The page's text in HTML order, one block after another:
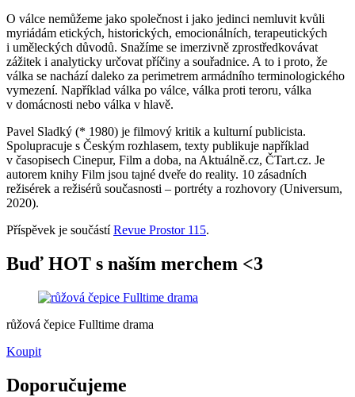
O válce nemůžeme jako společnost i jako jedinci nemluvit kvůli
myriádám etických, historických, emocionálních, terapeutických
i uměleckých důvodů. Snažíme se imerzivně zprostředkovávat
zážitek i analyticky určovat příčiny a souřadnice. A to i proto, že
válka se nachází daleko za perimetrem armádního terminologického
vymezení. Například válka po válce, válka proti teroru, válka
v domácnosti nebo válka v hlavě.
Pavel Sladký (* 1980) je filmový kritik a kulturní publicista.
Spolupracuje s Českým rozhlasem, texty publikuje například
v časopisech Cinepur, Film a doba, na Aktuálně.cz, ČTart.cz. Je
autorem knihy Film jsou tajné dveře do reality. 10 zásadních
režisérek a režisérů současnosti – portréty a rozhovory (Universum,
2020).
Příspěvek je součástíRevue Prostor 115.
Buď HOT s naším merchem <3
růžová čepice Fulltime drama
Koupit
Doporučujeme